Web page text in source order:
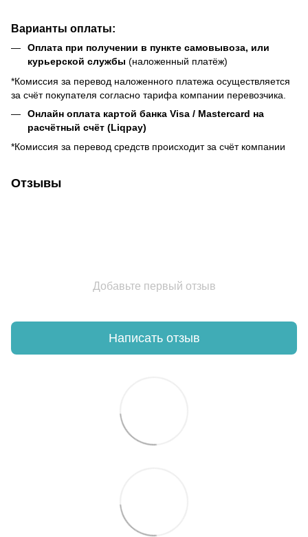
Варианты оплаты:
Оплата при получении в пункте самовывоза, или
курьерской службы (наложенный платёж)
*Комиссия за перевод наложенного платежа осуществляется
за счёт покупателя согласно тарифа компании перевозчика.
Онлайн оплата картой банка Visa / Mastercard на
расчётный счёт (Liqpay)
*Комиссия за перевод средств происходит за счёт компании
Отзывы
Добавьте первый отзыв
Написать отзыв